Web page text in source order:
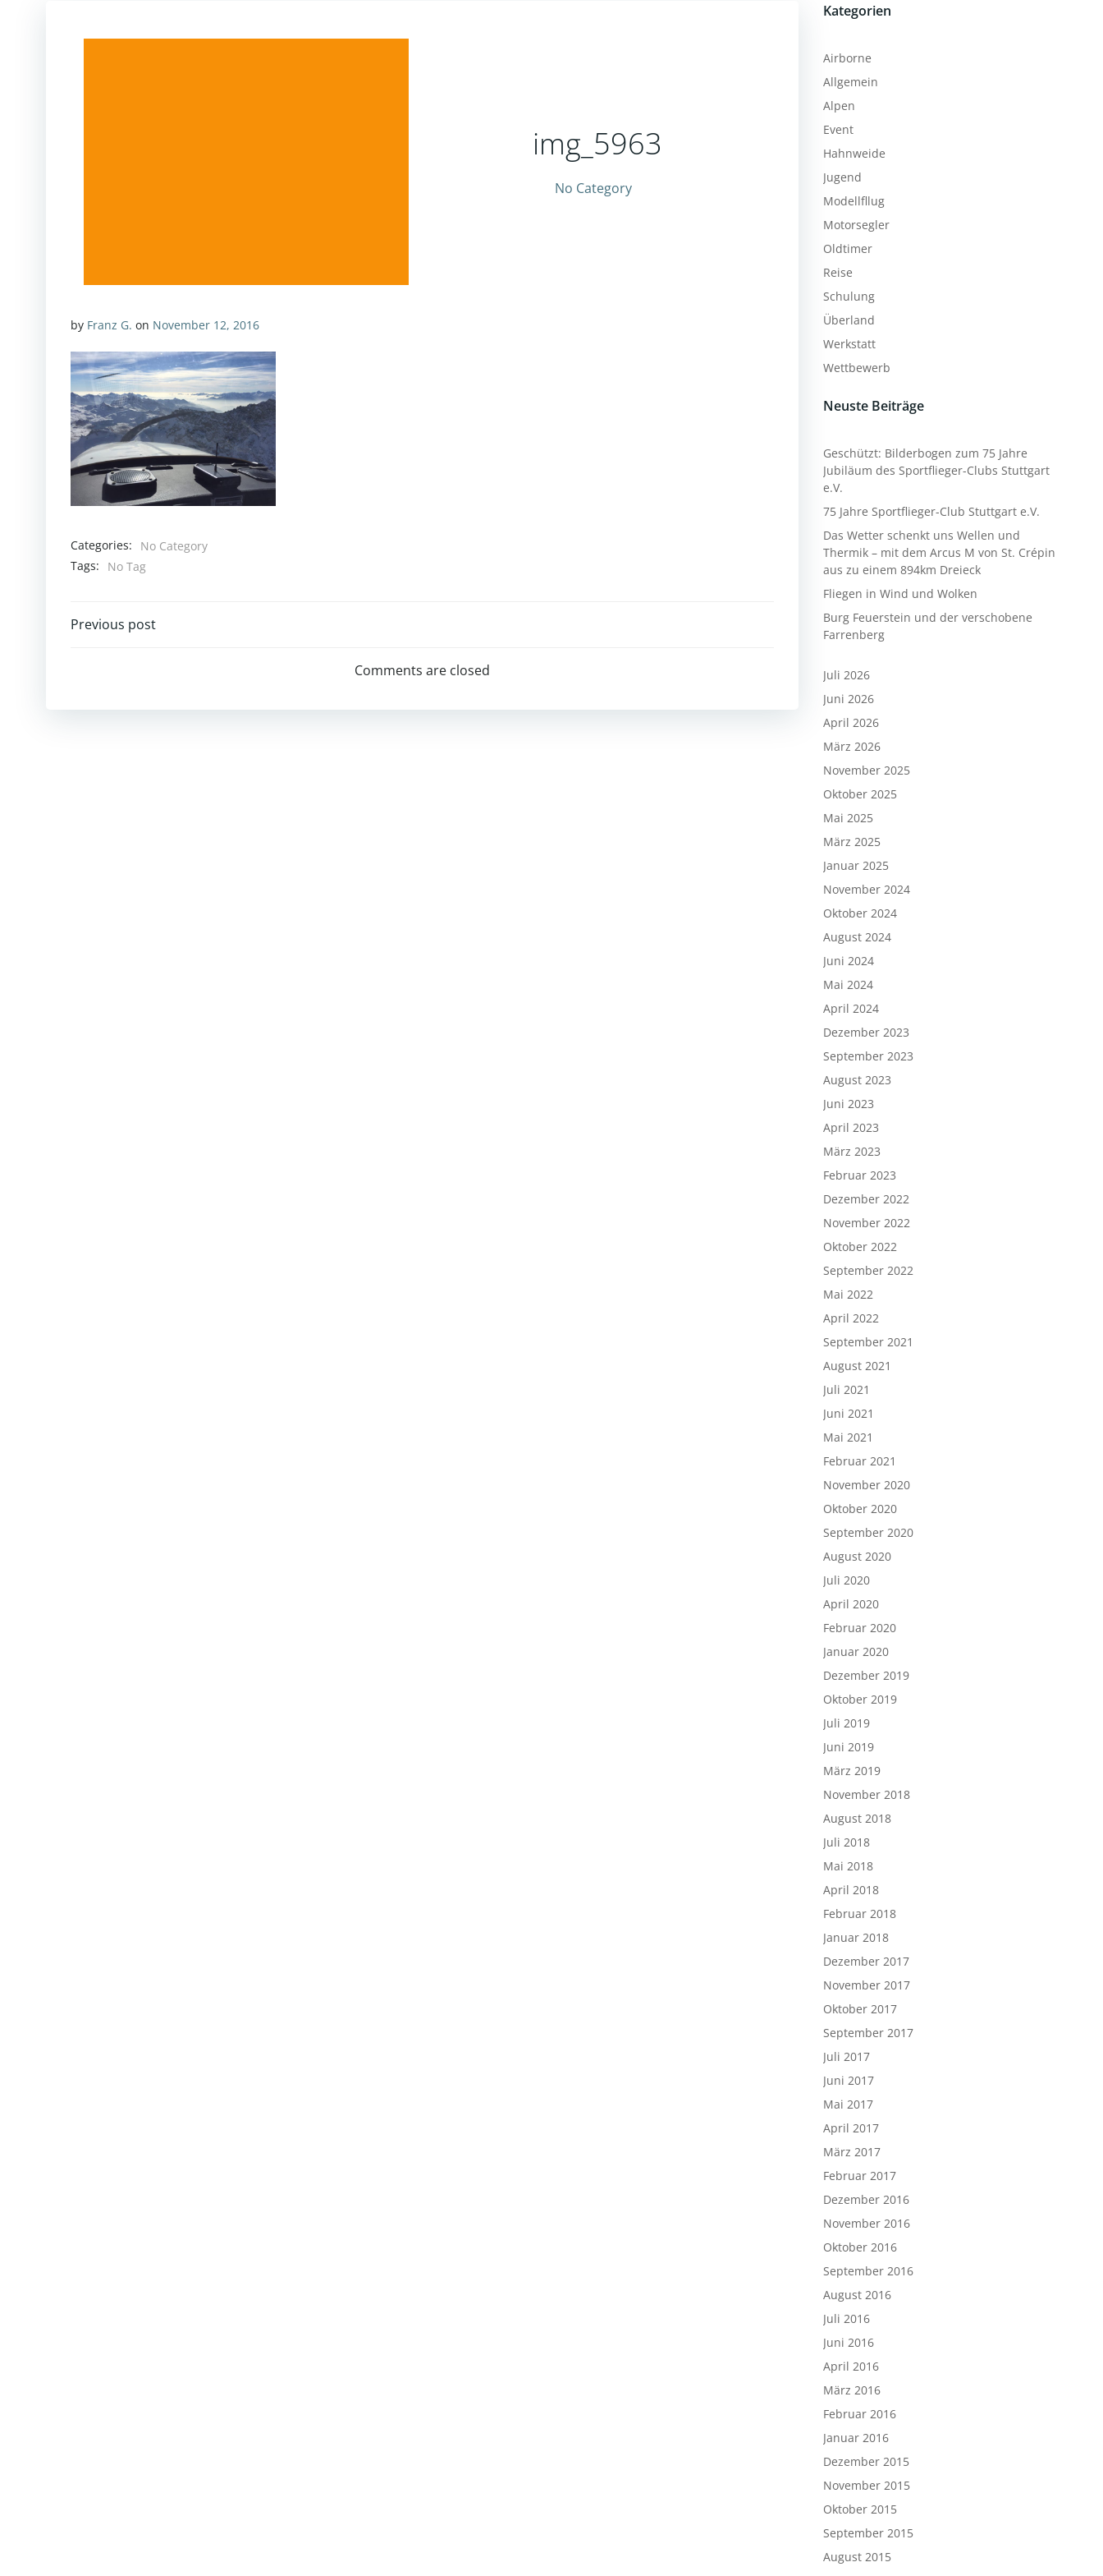
img_5963
No Category
by Franz G. on November 12, 2016
Categories:
No Category
Tags:
No Tag
Post
Previous post
Comments are closed
Kategorien
Airborne
Allgemein
Alpen
Event
Hahnweide
Jugend
Modellfllug
Motorsegler
Oldtimer
Reise
Schulung
Überland
Werkstatt
Wettbewerb
Neuste Beiträge
Geschützt: Bilderbogen zum 75 Jahre
Jubiläum des Sportflieger-Clubs Stuttgart
e.V.
75 Jahre Sportflieger-Club Stuttgart e.V.
Das Wetter schenkt uns Wellen und
Thermik – mit dem Arcus M von St. Crépin
aus zu einem 894km Dreieck
Fliegen in Wind und Wolken
Burg Feuerstein und der verschobene
Farrenberg
Juli 2026
Juni 2026
April 2026
März 2026
November 2025
Oktober 2025
Mai 2025
März 2025
Januar 2025
November 2024
Oktober 2024
August 2024
Juni 2024
Mai 2024
April 2024
Dezember 2023
September 2023
August 2023
Juni 2023
April 2023
März 2023
Februar 2023
Dezember 2022
November 2022
Oktober 2022
September 2022
Mai 2022
April 2022
September 2021
August 2021
Juli 2021
Juni 2021
Mai 2021
Februar 2021
November 2020
Oktober 2020
September 2020
August 2020
Juli 2020
April 2020
Februar 2020
Januar 2020
Dezember 2019
Oktober 2019
Juli 2019
Juni 2019
März 2019
November 2018
August 2018
Juli 2018
Mai 2018
April 2018
Februar 2018
Januar 2018
Dezember 2017
November 2017
Oktober 2017
September 2017
Juli 2017
Juni 2017
Mai 2017
April 2017
März 2017
Februar 2017
Dezember 2016
November 2016
Oktober 2016
September 2016
August 2016
Juli 2016
Juni 2016
April 2016
März 2016
Februar 2016
Januar 2016
Dezember 2015
November 2015
Oktober 2015
September 2015
August 2015